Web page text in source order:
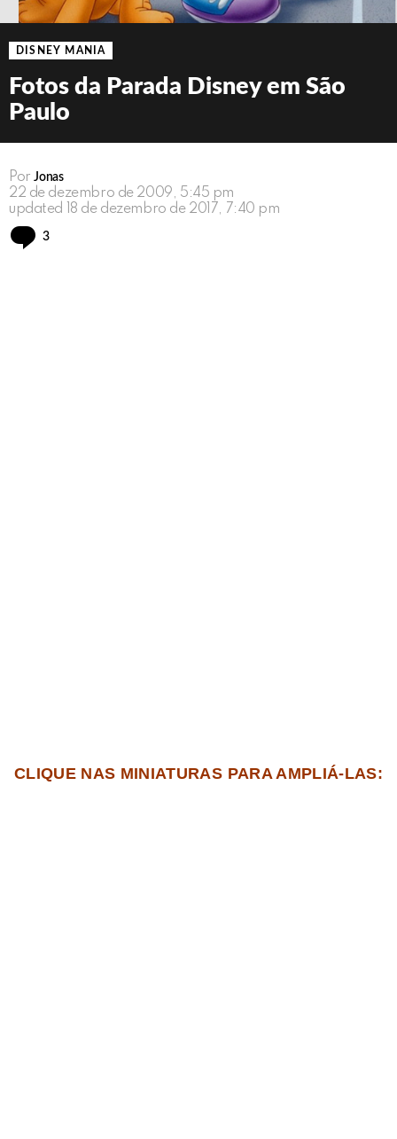
DISNEY MANIA
Fotos da Parada Disney em São
Paulo
Por Jonas
22 de dezembro de 2009, 5:45 pm
updated
18 de dezembro de 2017, 7:40 pm
3
CLIQUE NAS MINIATURAS PARA AMPLIÁ-LAS: